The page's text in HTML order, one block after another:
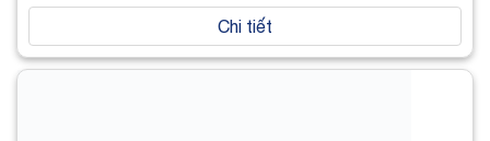
Chi tiết